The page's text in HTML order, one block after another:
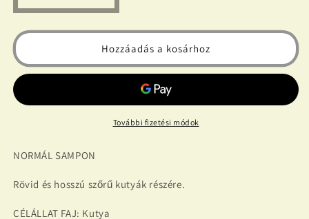
kutyasampon
normál
mennyiségének
kutyasampon
normál
200
ml
mennyiségének
növelése
Hozzáadás a kosárhoz
További fizetési módok
NORMÁL SAMPON
Rövid és hosszú szőrű kutyák részére.
CÉLÁLLAT FAJ: Kutya